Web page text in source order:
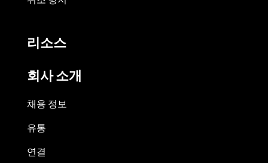
리소스
회사 소개
채용 정보
유통
연결